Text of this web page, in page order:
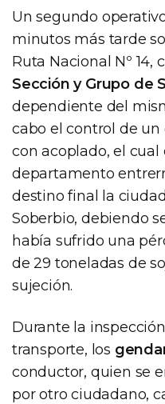
Un segundo
minutos más tarde
Ruta Nacional Nº 14,
Sección y Grupo de
dependiente del
cabo el control de
con acoplado, el cual
departamento
destino final la
Soberbio, debiendo
había sufrido una
de 29 toneladas de
sujeción.
Durante la
transporte, los
conductor, quien se
por otro ciudadano,